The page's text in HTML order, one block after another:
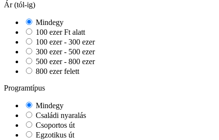
Ár (tól-ig)
Mindegy
100 ezer Ft alatt
100 ezer - 300 ezer
300 ezer - 500 ezer
500 ezer - 800 ezer
800 ezer felett
Programtípus
Mindegy
Családi nyaralás
Csoportos út
Egzotikus út